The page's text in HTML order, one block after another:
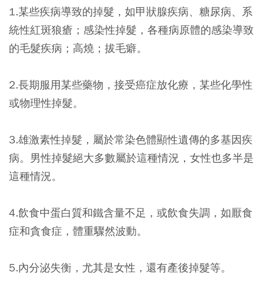
1.某些疾病導致的掉髮，如甲狀腺疾病、糖尿病、系
統性紅斑狼瘡；感染性掉髮，各種病原體的感染導致
的毛髮疾病；高燒；拔毛癖。
2.長期服用某些藥物，接受癌症放化療，某些化學性
或物理性掉髮。
3.雄激素性掉髮，屬於常染色體顯性遺傳的多基因疾
病。男性掉髮絕大多數屬於這種情況，女性也多半是
這種情況。
4.飲食中蛋白質和鐵含量不足，或飲食失調，如厭食
症和貪食症，體重驟然波動。
5.內分泌失衡，尤其是女性，還有產後掉髮等。